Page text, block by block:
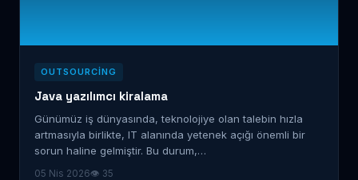
OUTSOURCING
Java yazılımcı kiralama
Günümüz iş dünyasında, teknolojiye olan talebin hızla
artmasıyla birlikte, IT alanında yetenek açığı önemli bir
sorun haline gelmiştir. Bu durum,…
05 Nis 2026👁 35